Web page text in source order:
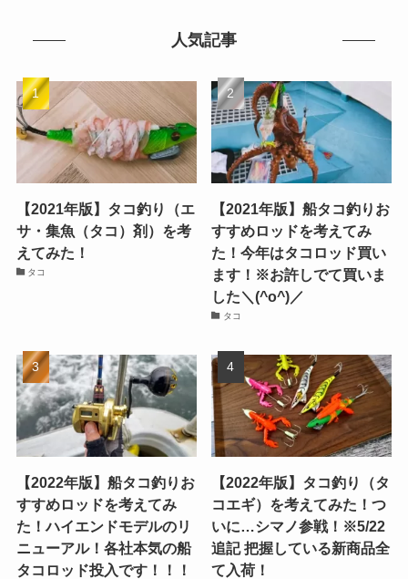
人気記事
【2021年版】タコ釣り（エ
サ・集魚（タコ）剤）を考
えてみた！
タコ
【2021年版】船タコ釣りお
すすめロッドを考えてみ
た！今年はタコロッド買い
ます！※お許しでて買いま
した＼(^o^)／
タコ
【2022年版】船タコ釣りお
すすめロッドを考えてみ
た！ハイエンドモデルのリ
ニューアル！各社本気の船
タコロッド投入です！！！
【2022年版】タコ釣り（タ
コエギ）を考えてみた！つ
いに…シマノ参戦！※5/22
追記 把握している新商品全
て入荷！